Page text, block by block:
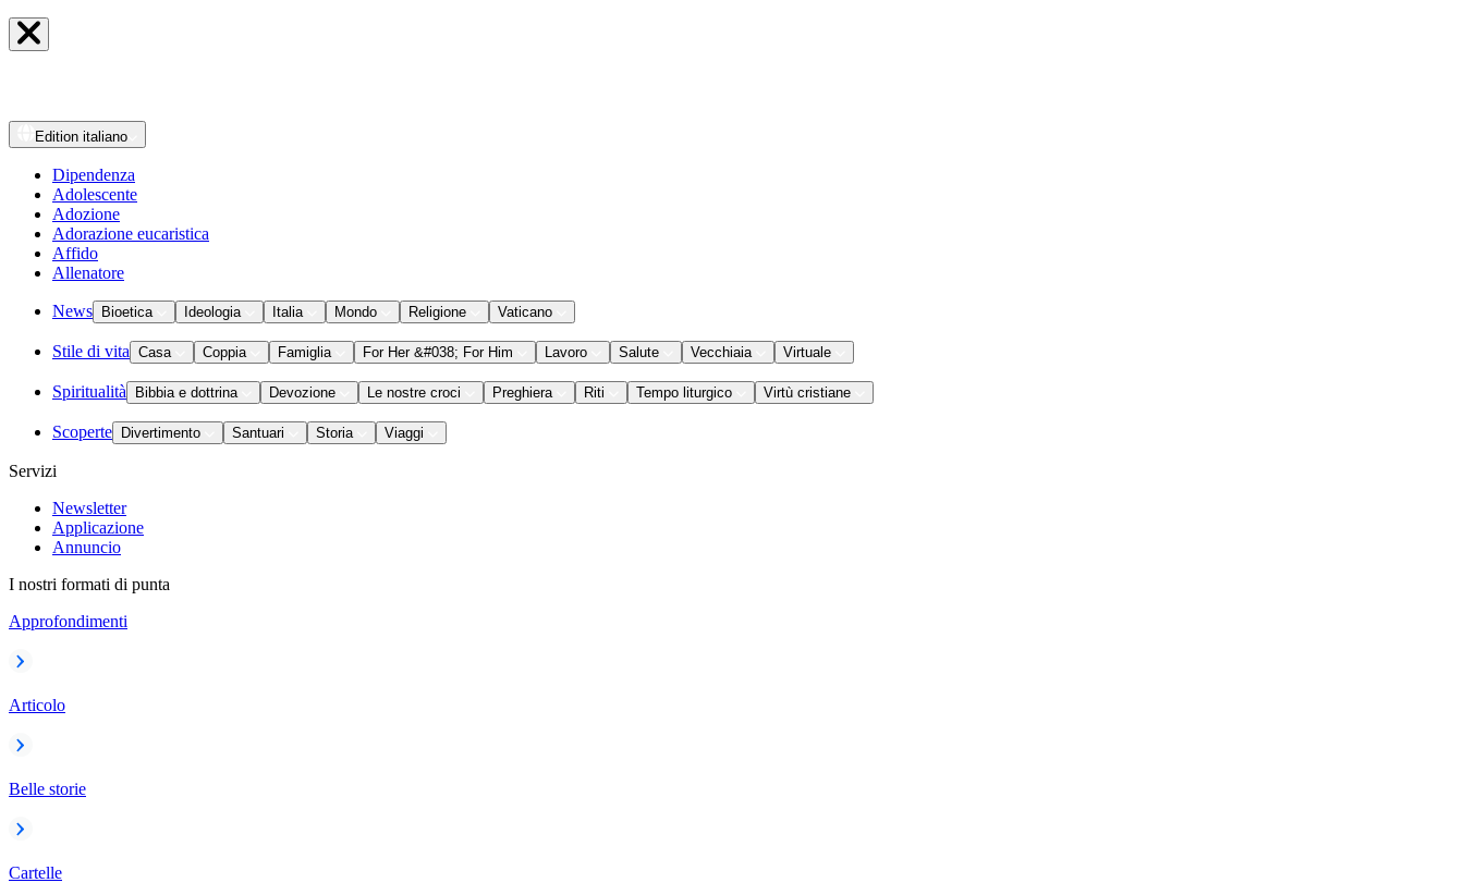
Edition italiano
Dipendenza
Adolescente
Adozione
Adorazione eucaristica
Affido
Allenatore
News Bioetica Ideologia Italia Mondo Religione Vaticano
Stile di vita Casa Coppia Famiglia For Her &#038; For Him Lavoro Salute Vecchiaia Virtuale
Spiritualità Bibbia e dottrina Devozione Le nostre croci Preghiera Riti Tempo liturgico Virtù cristiane
Scoperte Divertimento Santuari Storia Viaggi
Servizi
Newsletter
Applicazione
Annuncio
I nostri formati di punta
Approfondimenti
Articolo
Belle storie
Cartelle